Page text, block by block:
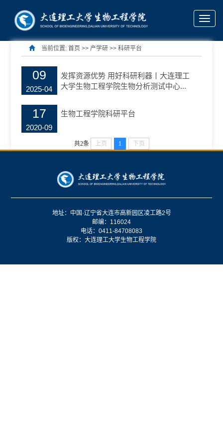
Toggle
科研平台
当前位置: 首页 >> 产学研 >> 科研平台
09
2025-04
发挥资源优势 用好科研利器丨大连理工
大学生物工程学院生物分析测试中心...
17
2020-09
生物工程学院科研平台
共2条 上页 1 下页
地址：中国·辽宁省大连市高新园区凌工路2号
邮编：116024
电话：0411-84708083
版权：大连理工大学生物工程学院